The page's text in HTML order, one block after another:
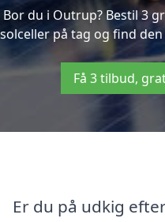
Bor du i Outrup? Bestil 3
solceller på tag og find
Få 3 tilbud,
Er du på udkig